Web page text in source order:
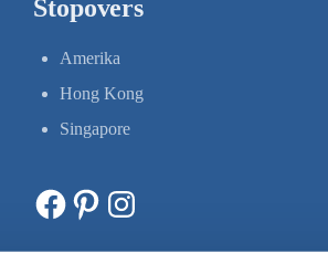
Stopovers
Amerika
Hong Kong
Singapore
Facebook Pinterest Instagram